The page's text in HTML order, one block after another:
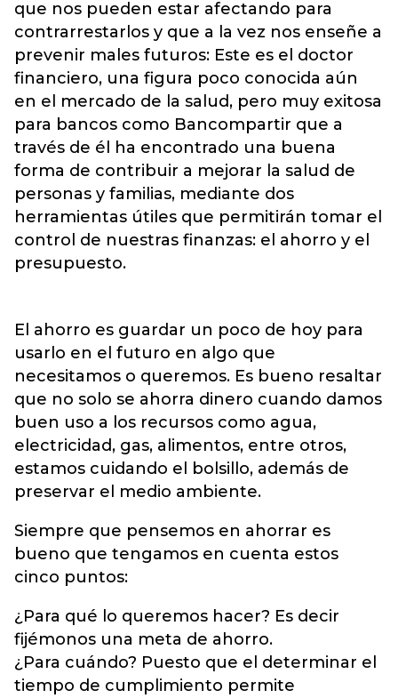
que nos pueden estar afectando para
contrarrestarlos y que a la vez nos enseñe a
prevenir males futuros: Este es el doctor
financiero, una figura poco conocida aún
en el mercado de la salud, pero muy exitosa
para bancos como Bancompartir que a
través de él ha encontrado una buena
forma de contribuir a mejorar la salud de
personas y familias, mediante dos
herramientas útiles que permitirán tomar el
control de nuestras finanzas: el ahorro y el
presupuesto.
El ahorro es guardar un poco de hoy para
usarlo en el futuro en algo que
necesitamos o queremos. Es bueno resaltar
que no solo se ahorra dinero cuando damos
buen uso a los recursos como agua,
electricidad, gas, alimentos, entre otros,
estamos cuidando el bolsillo, además de
preservar el medio ambiente.
Siempre que pensemos en ahorrar es
bueno que tengamos en cuenta estos
cinco puntos:
¿Para qué lo queremos hacer? Es decir
fijémonos una meta de ahorro.
¿Para cuándo? Puesto que el determinar el
tiempo de cumplimiento permite